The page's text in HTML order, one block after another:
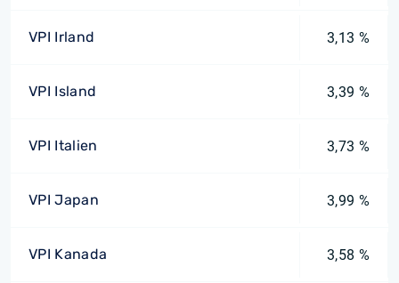
VPI Irland 3,13 %
VPI Island 3,39 %
VPI Italien 3,73 %
VPI Japan 3,99 %
VPI Kanada 3,58 %